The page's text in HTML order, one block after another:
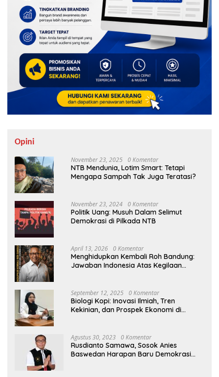
Opini
November 23, 2025 0 Komentar
NTB Mendunia, Lotim Smart: Tetapi
Mengapa Sampah Tak Juga Teratasi?
November 23, 2024 0 Komentar
Politik Uang: Musuh Dalam Selimut
Demokrasi di Pilkada NTB
April 13, 2026 0 Komentar
Menghidupkan Kembali Roh Bandung:
Jawaban Indonesia Atas Kegilaan
September 12, 2025 0 Komentar
Biologi Kopi: Inovasi Ilmiah, Tren
Kekinian, dan Prospek Ekonomi di
Agustus 30, 2023 0 Komentar
Rusdianto Samawa, Sosok Anies
Baswedan Harapan Baru Demokrasi